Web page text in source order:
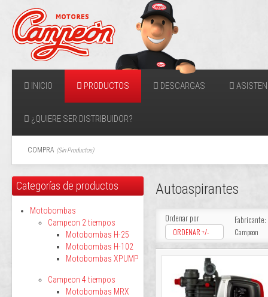
INICIO PRODUCTOS DESCARGAS
¿QUIERE SER DISTRIBUIDOR?
COMPRA (Sin Productos)
Autoaspirantes
Ordenar por
ORDENAR +/-
Fabricante:
Campeon
Categorías de productos
Motobombas
Campeon 2 tiempos
Motobombas H-25
Motobombas H-102
Motobombas XPUMP
Campeon 4 tiempos
Motobombas MRX